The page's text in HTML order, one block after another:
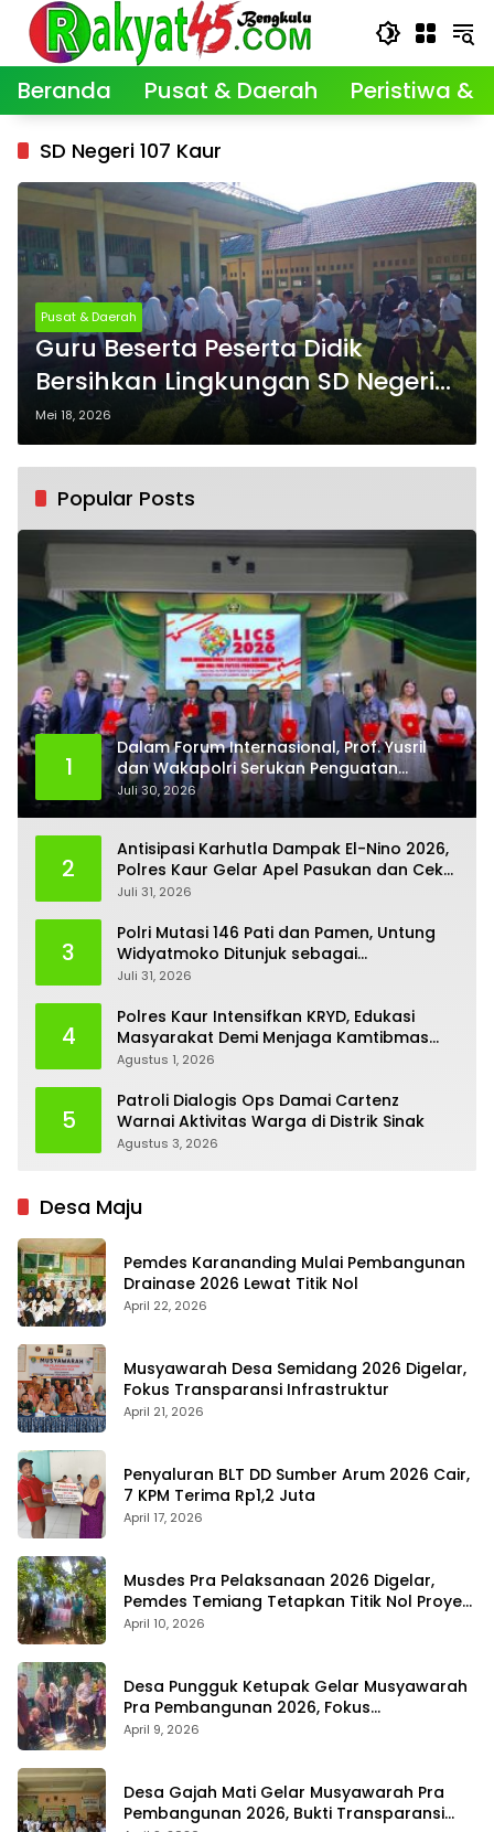
Langsung
konten
Beranda Pusat & Daerah Peristiwa &
SD Negeri 107 Kaur
Pusat & Daerah
Guru Beserta Peserta Didik
Bersihkan Lingkungan SD Negeri
107 Kaur
Mei 18, 2026
Popular Posts
1
Dalam Forum Internasional, Prof. Yusril
dan Wakapolri Serukan Penguatan
Kerangka Hukum Global untuk Lindungi
Perempuan dan Anak dari TPPO
Juli 30, 2026
2
Antisipasi Karhutla Dampak El-Nino 2026,
Polres Kaur Gelar Apel Pasukan dan Cek
Kesiapan Peralatan
Juli 31, 2026
3
Polri Mutasi 146 Pati dan Pamen, Untung
Widyatmoko Ditunjuk sebagai
Kadivhubinter
Juli 31, 2026
4
Polres Kaur Intensifkan KRYD, Edukasi
Masyarakat Demi Menjaga Kamtibmas
Tetap Kondusif
Agustus 1, 2026
5
Patroli Dialogis Ops Damai Cartenz
Warnai Aktivitas Warga di Distrik Sinak
Agustus 3, 2026
Desa Maju
Pemdes Karananding Mulai Pembangunan
Drainase 2026 Lewat Titik Nol
April 22, 2026
Musyawarah Desa Semidang 2026 Digelar,
Fokus Transparansi Infrastruktur
April 21, 2026
Penyaluran BLT DD Sumber Arum 2026 Cair,
7 KPM Terima Rp1,2 Juta
April 17, 2026
Musdes Pra Pelaksanaan 2026 Digelar,
Pemdes Temiang Tetapkan Titik Nol Proyek
Infrastruktur
April 10, 2026
Desa Pungguk Ketupak Gelar Musyawarah
Pra Pembangunan 2026, Fokus
Infrastruktur dan Transparansi
April 9, 2026
Desa Gajah Mati Gelar Musyawarah Pra
Pembangunan 2026, Bukti Transparansi